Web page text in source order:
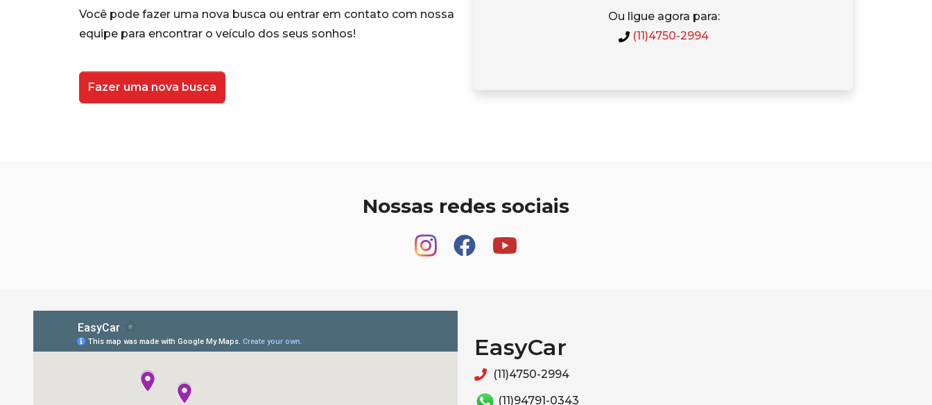
Você pode fazer uma nova busca ou entrar em contato com nossa
equipe para encontrar o veículo dos seus sonhos!
Fazer uma nova busca
Ou ligue agora para:
(11)4750-2994
Nossas redes sociais
EasyCar
(11)4750-2994
(11)94791-0343